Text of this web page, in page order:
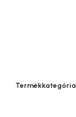
Termékkategória